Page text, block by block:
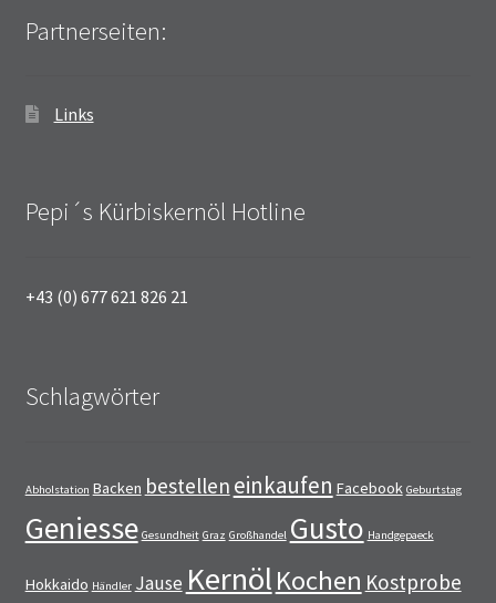
Partnerseiten:
Links
Pepi´s Kürbiskernöl Hotline
+43 (0) 677 621 826 21
Schlagwörter
Abholstation Backen bestellen einkaufen Facebook Geburtstag
Geniesse Gesundheit Graz Großhandel Gusto Handgepaeck
Hokkaido Händler Jause KernölKochen Kostprobe